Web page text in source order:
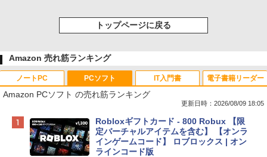
トップページに戻る
Amazon 売れ筋ランキング
ノートPC
Apple 2026 MacBook Neo A18 Proチッ
プ搭載13インチノートブック：AIとAppl
e Intelligenceのために設計、Liquid Ret
inaディスプレイ、8GBユニファイドメモ
PCソフト
Amazon PCソフト の売れ筋ランキング
更新日時：2026/08/09 18:05
Robloxギフトカード - 800 Robux 【限
定バーチャルアイテムを含む】 【オンラ
インゲームコード】 ロブロックス | オン
ラインコード版
IT入門書 電子書籍リーダー